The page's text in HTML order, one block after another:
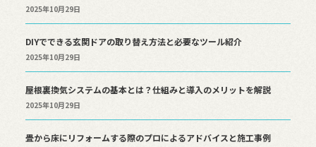
2025年10月29日
DIYでできる玄関ドアの取り替え方法と必要なツール紹介
2025年10月29日
屋根裏換気システムの基本とは？仕組みと導入のメリットを解説
2025年10月29日
畳から床にリフォームする際のプロによるアドバイスと施工事例